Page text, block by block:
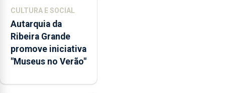
integrados
na
Rede
Municipal
de
aos
CULTURA E SOCIAL
Autarquia da
Ribeira Grande
promove iniciativa
"Museus no Verão"